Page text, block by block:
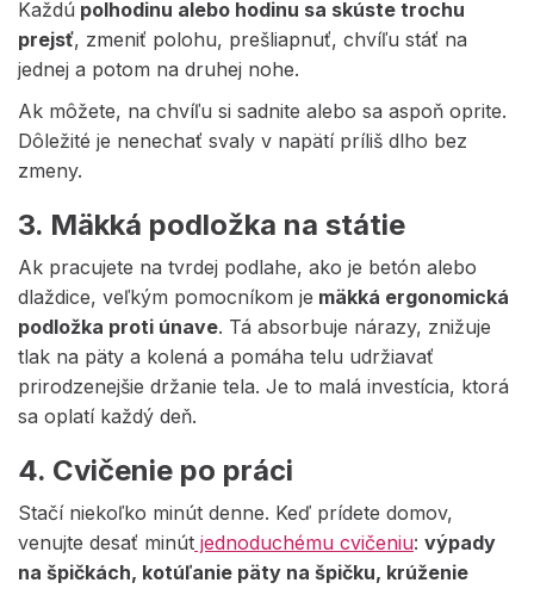
Každú polhodinu alebo hodinu sa skúste trochu
prejsť, zmeniť polohu, prešliapnuť, chvíľu stáť na
jednej a potom na druhej nohe.
Ak môžete, na chvíľu si sadnite alebo sa aspoň oprite.
Dôležité je nenechať svaly v napätí príliš dlho bez
zmeny.
3. Mäkká podložka na státie
Ak pracujete na tvrdej podlahe, ako je betón alebo
dlaždice, veľkým pomocníkom je mäkká ergonomická
podložka proti únave. Tá absorbuje nárazy, znižuje
tlak na päty a kolená a pomáha telu udržiavať
prirodzenejšie držanie tela. Je to malá investícia, ktorá
sa oplatí každý deň.
4. Cvičenie po práci
Stačí niekoľko minút denne. Keď prídete domov,
venujte desať minút jednoduchému cvičeniu: výpady
na špičkách, kotúľanie päty na špičku, krúženie